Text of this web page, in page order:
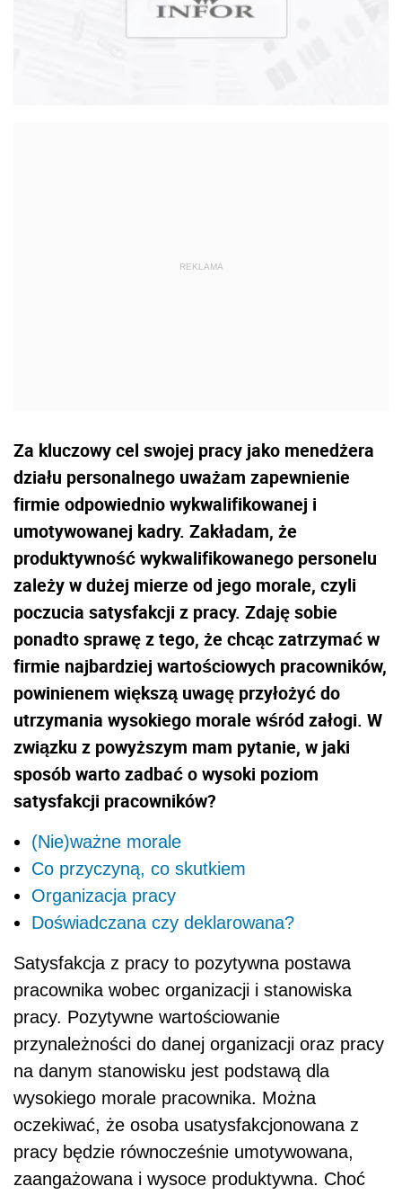
Za kluczowy cel swojej pracy jako menedżera
działu personalnego uważam zapewnienie
firmie odpowiednio wykwalifikowanej i
umotywowanej kadry. Zakładam, że
produktywność wykwalifikowanego personelu
zależy w dużej mierze od jego morale, czyli
poczucia satysfakcji z pracy. Zdaję sobie
ponadto sprawę z tego, że chcąc zatrzymać w
firmie najbardziej wartościowych pracowników,
powinienem większą uwagę przyłożyć do
utrzymania wysokiego morale wśród załogi. W
związku z powyższym mam pytanie, w jaki
sposób warto zadbać o wysoki poziom
satysfakcji pracowników?
(Nie)ważne morale
Co przyczyną, co skutkiem
Organizacja pracy
Doświadczana czy deklarowana?
Satysfakcja z pracy to pozytywna postawa
pracownika wobec organizacji i stanowiska
pracy. Pozytywne wartościowanie
przynależności do danej organizacji oraz pracy
na danym stanowisku jest podstawą dla
wysokiego morale pracownika. Można
oczekiwać, że osoba usatysfakcjonowana z
pracy będzie równocześnie umotywowana,
zaangażowana i wysoce produktywna. Choć